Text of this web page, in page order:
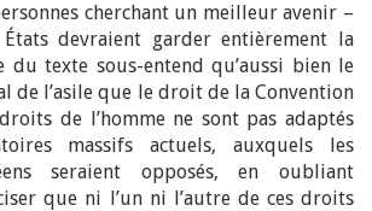
cherchant un meilleur avenir –
devraient garder entièrement la
du texte sous-entend qu’aussi bien le
de l’asile que le droit de la Convention
de l’homme ne sont pas adaptés
massifs actuels, auxquels les
seraient opposés, en oubliant
que ni l’un ni l’autre de ces droits